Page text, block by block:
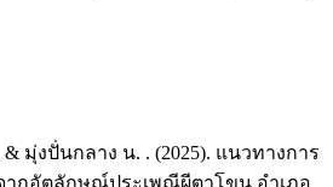
& มุ่งปั่นกลาง น. . (2025). แนวทางการ